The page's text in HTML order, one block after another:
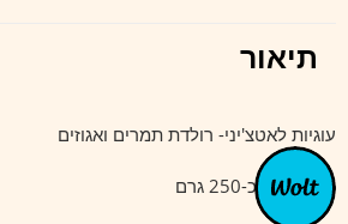
תיאור
עוגיות לאטצ'יני- רולדת תמרים ואגוזים
משקל נטו כ-250 גרם